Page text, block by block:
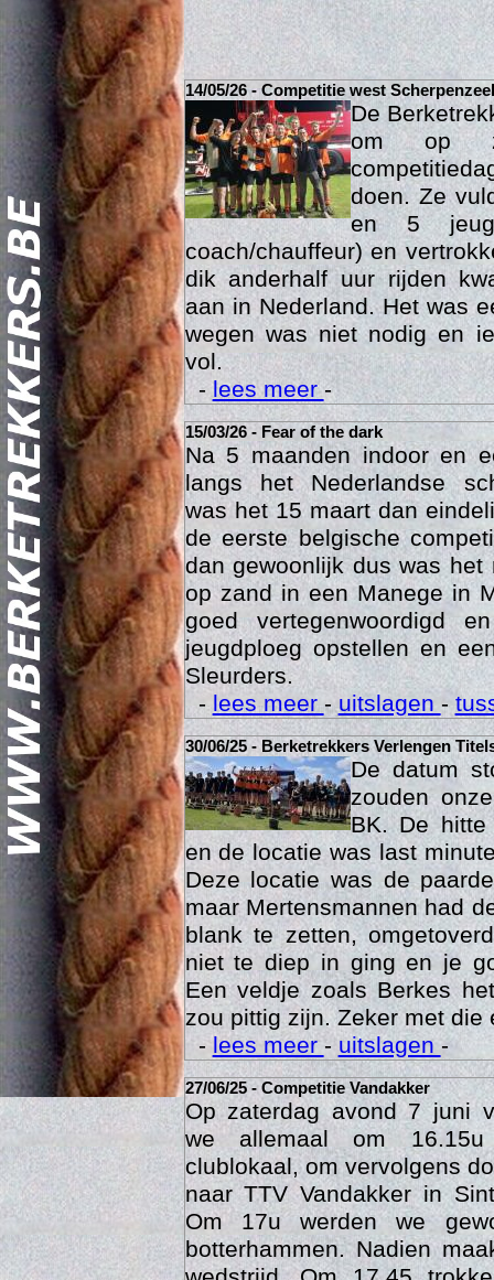
14/05/26 - Competitie west Scherpenzeel
De
om op
doen. Ze
en 5
coach/chauffeur) en
dik anderhalf uur rijden
aan in Nederland. Het was
wegen was niet nodig en
vol.
-lees meer-
15/03/26 - Fear of the dark
Na 5 maanden indoor en
langs het Nederlandse
was het 15 maart dan
de eerste belgische
dan gewoonlijk dus was
op zand in een Manege in
goed vertegenwoordigd
jeugdploeg opstellen en
Sleurders.
- lees meer -uitslagen -
30/06/25 - Berketrekkers Verlengen
De datum
zouden
BK. De
en de locatie was last
Deze locatie was de
maar Mertensmannen had
blank te zetten,
niet te diep in ging en je
Een veldje zoals Berkes
zou pittig zijn. Zeker met die
-lees meer - uitslagen-
27/06/25 - Competitie Vandakker
Op zaterdag avond 7 juni
we allemaal om
clublokaal, om vervolgens
naar TTV Vandakker in
Om 17u werden we
botterhammen. Nadien